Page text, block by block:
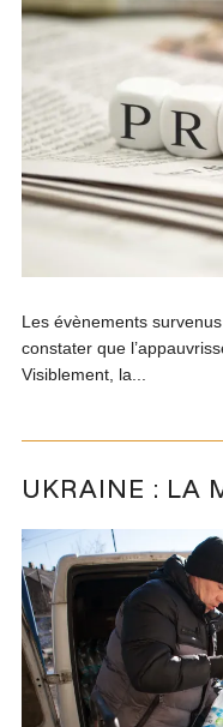
Les évènements
constater que
Visiblement, la...
UKRAINE : LA